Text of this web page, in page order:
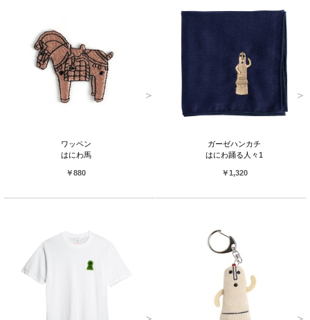
ワッペン
はにわ馬
￥880
ガーゼハンカチ
はにわ踊る人々1
￥1,320